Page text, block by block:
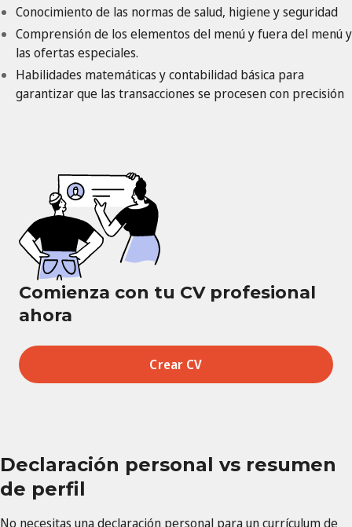
Conocimiento de las normas de salud, higiene y seguridad
Comprensión de los elementos del menú y fuera del menú y
las ofertas especiales.
Habilidades matemáticas y contabilidad básica para
garantizar que las transacciones se procesen con precisión
Comienza con tu CV profesional
ahora
Crear CV
Declaración personal vs resumen
de perfil
No necesitas una declaración personal para un currículum de